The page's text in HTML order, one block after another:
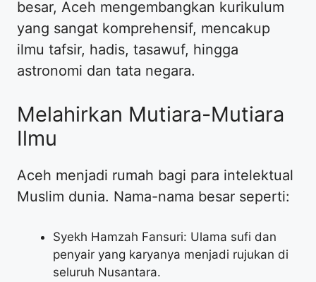
besar, Aceh mengembangkan kurikulum
yang sangat komprehensif, mencakup
ilmu tafsir, hadis, tasawuf, hingga
astronomi dan tata negara.
Melahirkan Mutiara-Mutiara
Ilmu
Aceh menjadi rumah bagi para intelektual
Muslim dunia. Nama-nama besar seperti:
Syekh Hamzah Fansuri: Ulama sufi dan
penyair yang karyanya menjadi rujukan di
seluruh Nusantara.